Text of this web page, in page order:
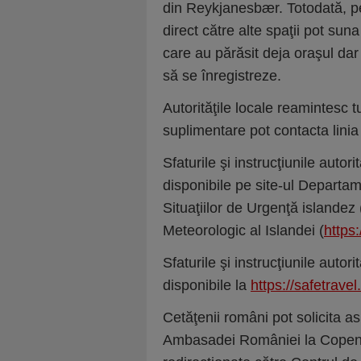
din Reykjanesbær. Totodată,
direct către alte spaţii pot
care au părăsit deja oraşul
să se înregistreze.
Autorităţile locale reamintesc
suplimentare pot contacta
Sfaturile şi instrucţiunile
disponibile pe site-ul
Situaţiilor de Urgenţă islandez
Meteorologic al Islandei (
Sfaturile şi instrucţiunile
disponibile la https://
Cetăţenii români pot solicita
Ambasadei României la